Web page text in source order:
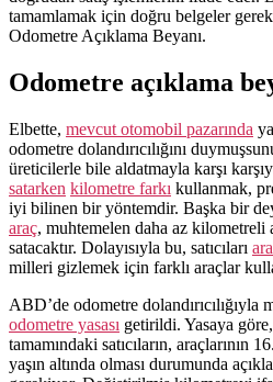
tamamlamak için doğru belgeler
Odometre Açıklama Beyanı.
Odometre açıklama
Elbette, mevcut otomobil pazarında
odometre dolandırıcılığını
üreticilerle bile aldatmayla karşı
satarken kilometre farkı kullanmak,
iyi bilinen bir yöntemdir. Başka bir
araç, muhtemelen daha az kilometreli
satacaktır. Dolayısıyla bu, satıcıları
milleri gizlemek için farklı araçlar
ABD’de odometre dolandırıcılığıyla
odometre yasası getirildi. Yasaya
tamamındaki satıcıların, araçlarının
yaşın altında olması durumunda